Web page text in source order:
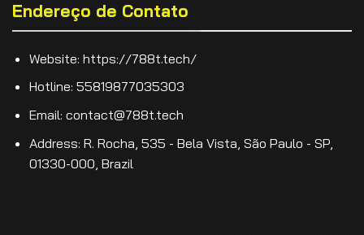
Endereço de Contato
Website: https://788t.tech/
Hotline: 55819877035303
Email: contact@788t.tech
Address: R. Rocha, 535 - Bela Vista, São Paulo - SP,
01330-000, Brazil